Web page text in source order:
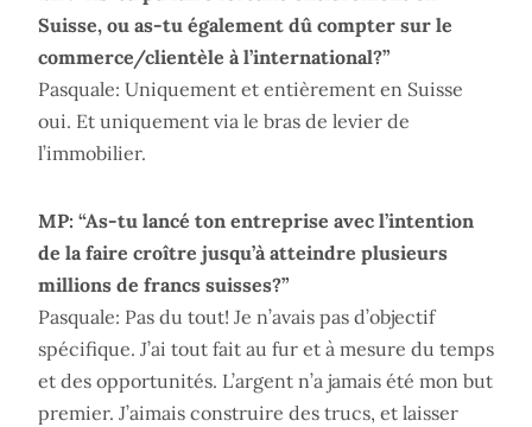
Suisse, ou as-tu également dû compter sur le
commerce/clientèle à l’international?”
Pasquale: Uniquement et entièrement en Suisse
oui. Et uniquement via le bras de levier de
l’immobilier.
MP: “As-tu lancé ton entreprise avec l’intention
de la faire croître jusqu’à atteindre plusieurs
millions de francs suisses?”
Pasquale: Pas du tout! Je n’avais pas d’objectif
spécifique. J’ai tout fait au fur et à mesure du temps
et des opportunités. L’argent n’a jamais été mon but
premier. J’aimais construire des trucs, et laisser